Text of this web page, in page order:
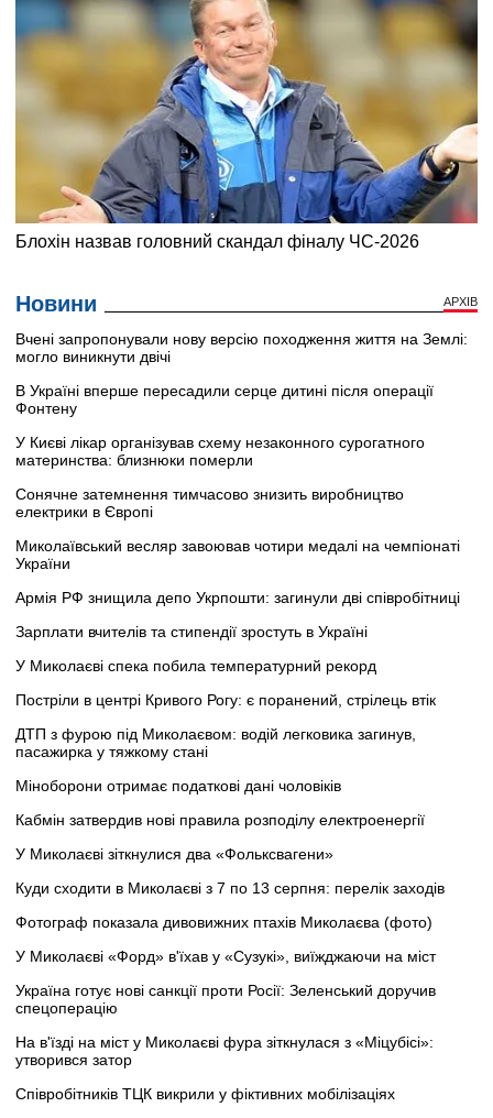
Новини АРХІВ
Вчені запропонували нову версію походження життя на Землі:
могло виникнути двічі
В Україні вперше пересадили серце дитині після операції
Фонтену
У Києві лікар організував схему незаконного сурогатного
материнства: близнюки померли
Сонячне затемнення тимчасово знизить виробництво
електрики в Європі
Миколаївський весляр завоював чотири медалі на чемпіонаті
України
Армія РФ знищила депо Укрпошти: загинули дві співробітниці
Зарплати вчителів та стипендії зростуть в Україні
У Миколаєві спека побила температурний рекорд
Постріли в центрі Кривого Рогу: є поранений, стрілець втік
ДТП з фурою під Миколаєвом: водій легковика загинув,
пасажирка у тяжкому стані
Міноборони отримає податкові дані чоловіків
Кабмін затвердив нові правила розподілу електроенергії
У Миколаєві зіткнулися два «Фольксвагени»
Куди сходити в Миколаєві з 7 по 13 серпня: перелік заходів
Фотограф показала дивовижних птахів Миколаєва (фото)
У Миколаєві «Форд» в'їхав у «Сузукі», виїжджаючи на міст
Україна готує нові санкції проти Росії: Зеленський доручив
спецоперацію
На в'їзді на міст у Миколаєві фура зіткнулася з «Міцубісі»:
утворився затор
Співробітників ТЦК викрили у фіктивних мобілізаціях